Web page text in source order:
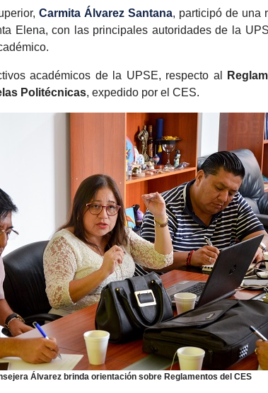
Carmita Álvarez Santana, participó de una
Elena, con las principales autoridades de la
académicos de la UPSE, respecto al
Politécnicas, expedido por el CES.
Álvarez brinda orientación sobre Reglamentos del CES